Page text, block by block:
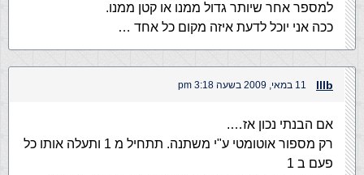
למספר אחר שיותר גדול ממנו או קטן ממנו.
ככה אני יוכל לדעת איזה מקום כל אחד …
lllb 11 במאי, 2009 בשעה 3:18 pm
אם הבנתי נכון אז….
רק מספור אוטומטי ע"י משתנה. תתחיל מ 1 ותעלה אותו כל
פעם ב 1